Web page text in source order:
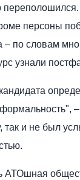
персоны
– по словам
узнали
так и не был
АТОшная